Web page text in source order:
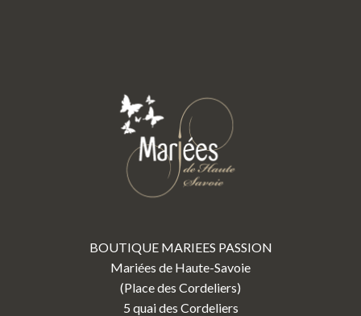
BOUTIQUE MARIEES PASSION
Mariées de Haute-Savoie
(Place des Cordeliers)
5 quai des Cordeliers